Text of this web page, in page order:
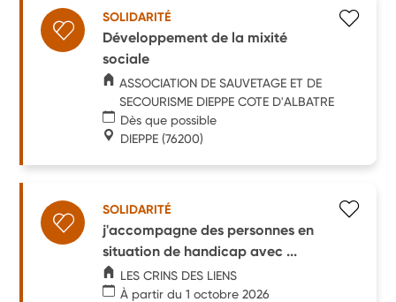
SOLIDARITÉ
Développement de la mixité
sociale
ASSOCIATION DE SAUVETAGE ET DE
SECOURISME DIEPPE COTE D'ALBATRE
Dès que possible
DIEPPE (76200)
SOLIDARITÉ
j'accompagne des personnes en
situation de handicap avec ...
LES CRINS DES LIENS
À partir du 1 octobre 2026